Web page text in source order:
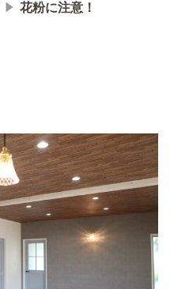
花粉に注意！